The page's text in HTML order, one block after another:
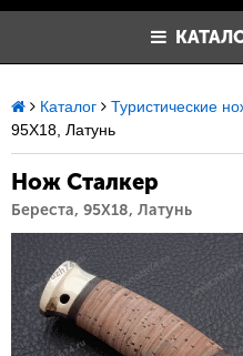
Каталог Туристические
95Х18, Латунь
Нож Сталкер
Береста, 95Х18, Латунь